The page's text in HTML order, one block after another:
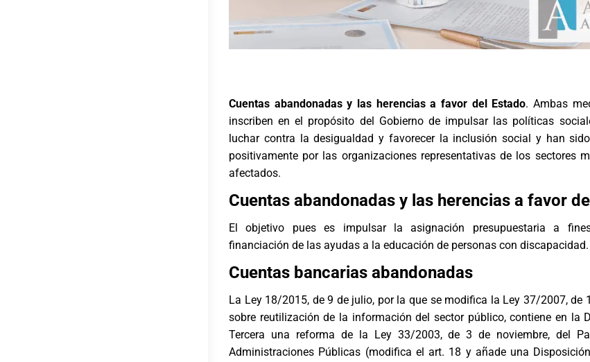
Cuentas abandonadas y las herencias a favor del Estado. Ambas
inscriben en el propósito del Gobierno de impulsar las políticas
luchar contra la desigualdad y favorecer la inclusión social y han
positivamente por las organizaciones representativas de los sectores
afectados.
Cuentas abandonadas y las herencias a favor
El objetivo pues es impulsar la asignación presupuestaria a
financiación de las ayudas a la educación de personas con discapacidad.
Cuentas bancarias abandonadas
La Ley 18/2015, de 9 de julio, por la que se modifica la Ley 37/2007, de
sobre reutilización de la información del sector público, contiene en la
Tercera una reforma de la Ley 33/2003, de 3 de noviembre, del
Administraciones Públicas (modifica el art. 18 y añade una